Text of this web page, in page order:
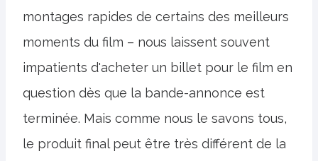
montages rapides de certains des meilleurs
moments du film – nous laissent souvent
impatients d'acheter un billet pour le film en
question dès que la bande-annonce est
terminée. Mais comme nous le savons tous,
le produit final peut être très différent de la